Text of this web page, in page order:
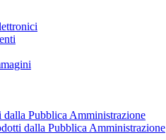
Pubblica Amministrazione
dalla Pubblica Amministrazione